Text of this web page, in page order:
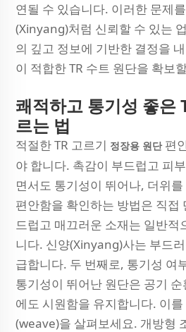
연될 수 있습니다. 이러한 문제
(Xinyang)처럼 신뢰할 수 있는
의 깊고 정보에 기반한 결정을
이 적합한 TR 수트 원단을 확보
쾌적하고 통기성 좋은
르는 법
적절한 TR 고르기 정장용 원단 편
야 합니다. 촉감이 부드럽고 피
면서도 통기성이 뛰어나, 더위
편안함을 확인하는 방법은 직접
드럽고 매끄러운 소재는 일반적
니다. 신양(Xinyang)사는 부드
급합니다. 두 번째로, 통기성 여
통기성이 뛰어난 원단은 공기
에도 시원함을 유지합니다. 이
(weave)을 살펴보세요. 개방형